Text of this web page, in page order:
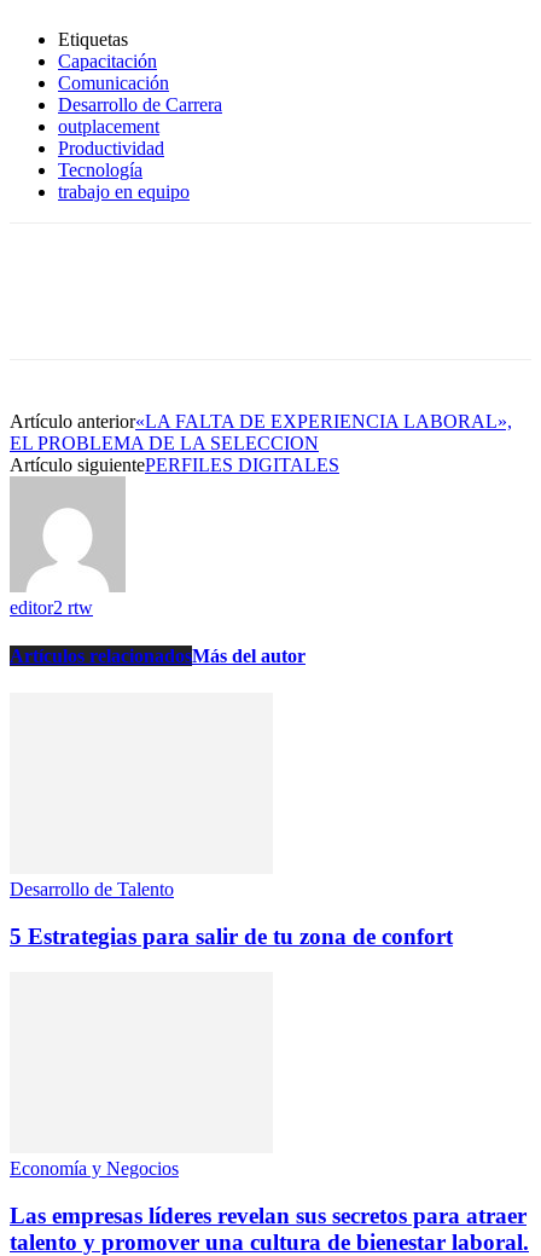
Etiquetas
Capacitación
Comunicación
Desarrollo de Carrera
outplacement
Productividad
Tecnología
trabajo en equipo
Artículo anterior«LA FALTA DE EXPERIENCIA LABORAL»,
EL PROBLEMA DE LA SELECCION
Artículo siguientePERFILES DIGITALES
editor2 rtw
Artículos relacionadosMás del autor
Desarrollo de Talento
5 Estrategias para salir de tu zona de confort
Economía y Negocios
Las empresas líderes revelan sus secretos para atraer
talento y promover una cultura de bienestar laboral.